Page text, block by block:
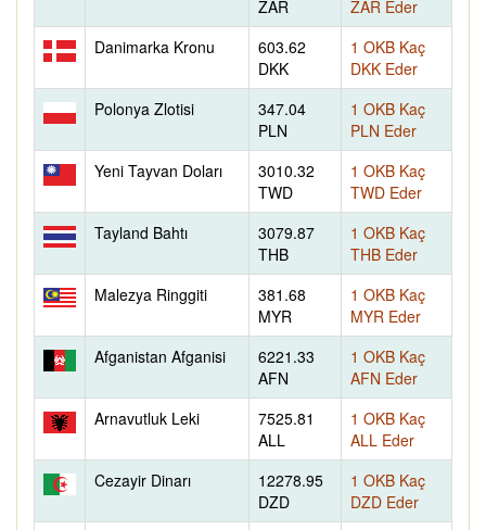
ZAR
ZAR Eder
Danimarka Kronu
603.62
DKK
1 OKB Kaç
DKK Eder
Polonya Zlotisi
347.04
PLN
1 OKB Kaç
PLN Eder
Yeni Tayvan Doları
3010.32
TWD
1 OKB Kaç
TWD Eder
Tayland Bahtı
3079.87
THB
1 OKB Kaç
THB Eder
Malezya Ringgiti
381.68
MYR
1 OKB Kaç
MYR Eder
Afganistan Afganisi
6221.33
AFN
1 OKB Kaç
AFN Eder
Arnavutluk Leki
7525.81
ALL
1 OKB Kaç
ALL Eder
Cezayir Dinarı
12278.95
DZD
1 OKB Kaç
DZD Eder